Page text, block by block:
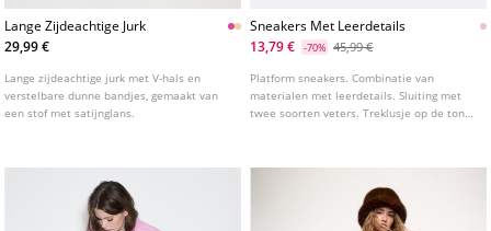
Lange Zijdeachtige Jurk
29,99 €
Lange zijdeachtige jurk met V-hals en
verstelbare dunne bandjes, gemaakt van
een stof met satijnglans.
Sneakers Met Leerdetails
13,79 €
-70% 45,99 €
Platform sneakers. Combinatie van
materialen met leerdetails. Sluiting met
twee soorten veters. Treklusje op de tong.